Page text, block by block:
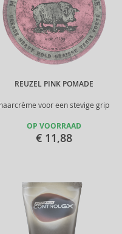
REUZEL PINK POMADE
haarcrème voor een stevige grip
OP VOORRAAD
€ 11,88